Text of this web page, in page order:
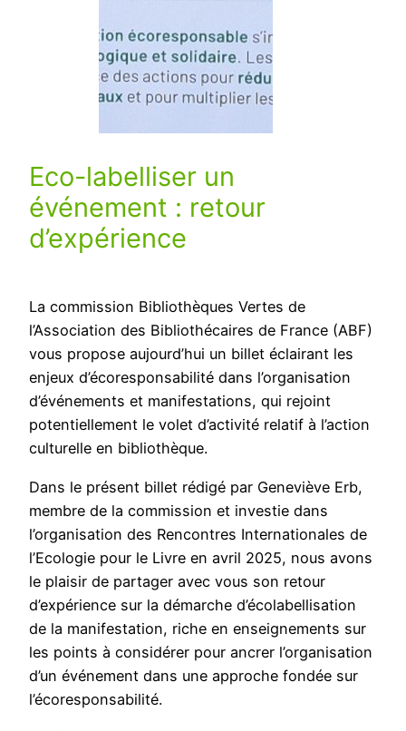
Eco-labelliser un
événement : retour
d’expérience
La commission Bibliothèques Vertes de
l’Association des Bibliothécaires de France (ABF)
vous propose aujourd’hui un billet éclairant les
enjeux d’écoresponsabilité dans l’organisation
d’événements et manifestations, qui rejoint
potentiellement le volet d’activité relatif à l’action
culturelle en bibliothèque.
Dans le présent billet rédigé par Geneviève Erb,
membre de la commission et investie dans
l’organisation des Rencontres Internationales de
l’Ecologie pour le Livre en avril 2025, nous avons
le plaisir de partager avec vous son retour
d’expérience sur la démarche d’écolabellisation
de la manifestation, riche en enseignements sur
les points à considérer pour ancrer l’organisation
d’un événement dans une approche fondée sur
l’écoresponsabilité.